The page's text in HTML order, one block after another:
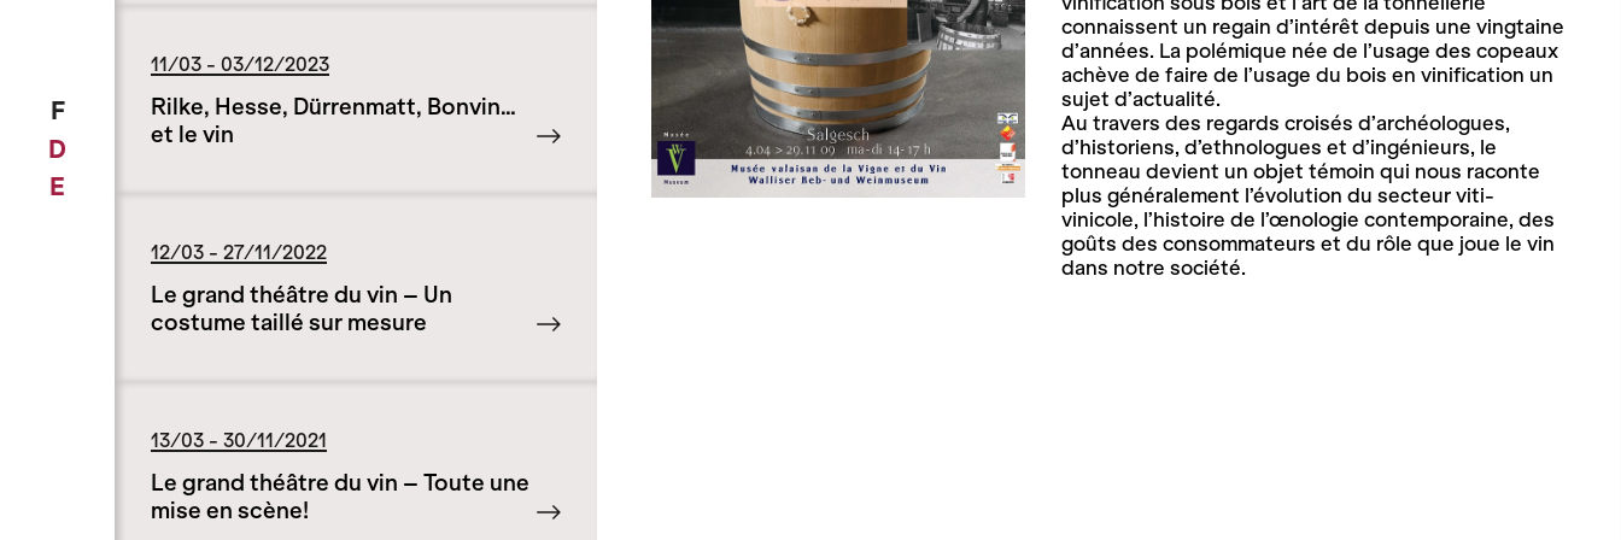
F
D
E
11/03 - 03/12/2023
Rilke, Hesse, Dürrenmatt, Bonvin…
et le vin
12/03 - 27/11/2022
Le grand théâtre du vin – Un
costume taillé sur mesure
13/03 - 30/11/2021
Le grand théâtre du vin – Toute une
mise en scène!
connaissent un regain d’intérêt depuis une vingtaine
d’années. La polémique née de l’usage des copeaux
achève de faire de l’usage du bois en vinification un
sujet d’actualité.
Au travers des regards croisés d’archéologues,
d’historiens, d’ethnologues et d’ingénieurs, le
tonneau devient un objet témoin qui nous raconte
plus généralement l’évolution du secteur viti-
vinicole, l’histoire de l’œnologie contemporaine, des
goûts des consommateurs et du rôle que joue le vin
dans notre société.